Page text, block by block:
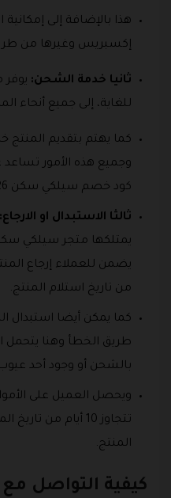
هذا بالإضافة إلى
إكسبريس وغيرها من طرق
ثانيا خدمة الشحن:
للغاية، إلى جميع أنحاء
كما يهتم بتقديم المنتج
وجميع هذه الأمور
كود خصم سيلكي سكن 2026 من الصدمات.
ثالثا الاستبدال او الارجاع:
يمتلكها متجر سيلكي
من تاريخ استلام المنتج.
كما يمكن أيضا استبدال
طريق الخطأ وهنا يتحمل
بالشحن أو وجود أحد
ويحصل العميل على
تتجاوز 10 أيام من
المنتج.
كيفية التواصل